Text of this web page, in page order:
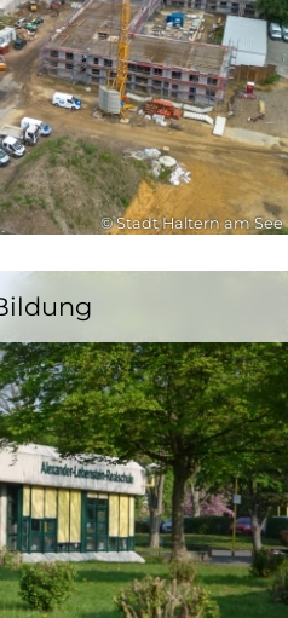
© Stadt Haltern am See